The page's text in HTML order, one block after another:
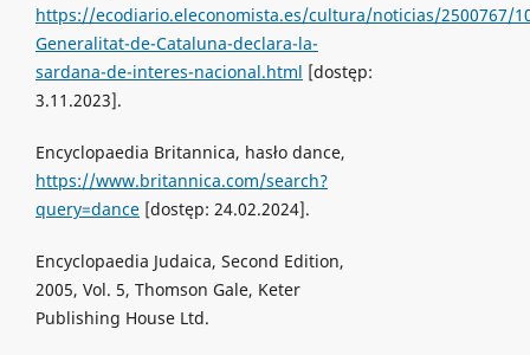
https://ecodiario.eleconomista.es/cultura/noticias/2500767/
Generalitat-de-Cataluna-declara-la-
sardana-de-interes-nacional.html [dostęp:
3.11.2023].
Encyclopaedia Britannica, hasło dance,
https://www.britannica.com/search?
query=dance[dostęp: 24.02.2024].
Encyclopaedia Judaica, Second Edition,
2005, Vol. 5, Thomson Gale, Keter
Publishing House Ltd.